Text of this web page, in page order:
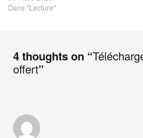
Dans "Lecture"
Skip back to main navigation
4 thoughts on “
offert”